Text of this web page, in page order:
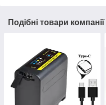
Подібні товари компанії